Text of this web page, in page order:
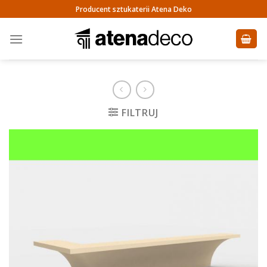
to
content
Producent sztukaterii Atena Deko
FILTRUJ